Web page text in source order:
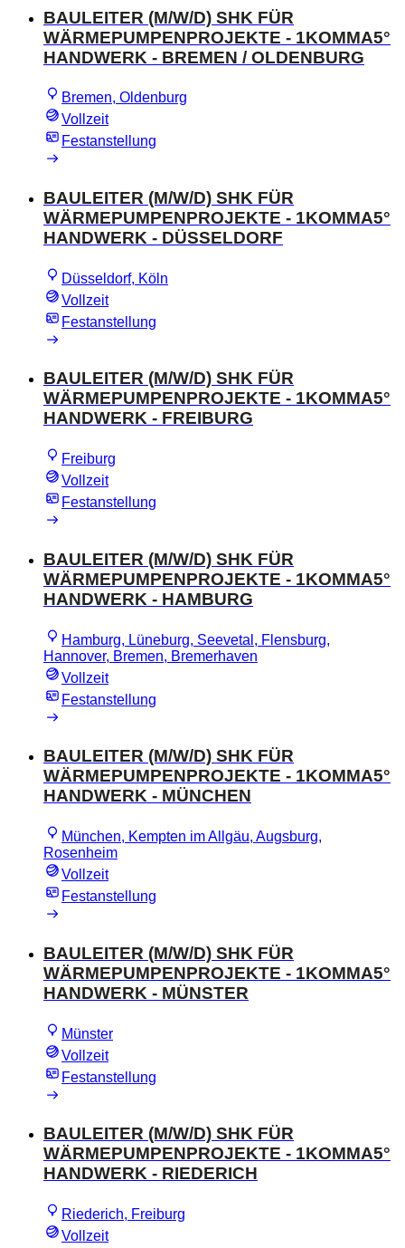
BAULEITER (M/W/D) SHK FÜR
WÄRMEPUMPENPROJEKTE - 1KOMMA5°
HANDWERK - BREMEN / OLDENBURG
Bremen, Oldenburg
Vollzeit
Festanstellung
BAULEITER (M/W/D) SHK FÜR
WÄRMEPUMPENPROJEKTE - 1KOMMA5°
HANDWERK - DÜSSELDORF
Düsseldorf, Köln
Vollzeit
Festanstellung
BAULEITER (M/W/D) SHK FÜR
WÄRMEPUMPENPROJEKTE - 1KOMMA5°
HANDWERK - FREIBURG
Freiburg
Vollzeit
Festanstellung
BAULEITER (M/W/D) SHK FÜR
WÄRMEPUMPENPROJEKTE - 1KOMMA5°
HANDWERK - HAMBURG
Hamburg, Lüneburg, Seevetal, Flensburg,
Hannover, Bremen, Bremerhaven
Vollzeit
Festanstellung
BAULEITER (M/W/D) SHK FÜR
WÄRMEPUMPENPROJEKTE - 1KOMMA5°
HANDWERK - MÜNCHEN
München, Kempten im Allgäu, Augsburg,
Rosenheim
Vollzeit
Festanstellung
BAULEITER (M/W/D) SHK FÜR
WÄRMEPUMPENPROJEKTE - 1KOMMA5°
HANDWERK - MÜNSTER
Münster
Vollzeit
Festanstellung
BAULEITER (M/W/D) SHK FÜR
WÄRMEPUMPENPROJEKTE - 1KOMMA5°
HANDWERK - RIEDERICH
Riederich, Freiburg
Vollzeit